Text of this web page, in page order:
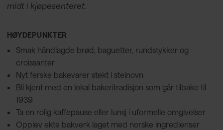
midt i kjøpesenteret.
HØYDEPUNKTER
Smak håndlagde brød, baguetter, rundstykker og
croissanter
Nyt ferske bakevarer stekt i steinovn
Bli kjent med en lokal bakeritradisjon som går tilbake til
1939
Ta en rolig kaffepause eller lunsj i uformelle omgivelser
Opplev ekte bakverk laget med norske ingredienser